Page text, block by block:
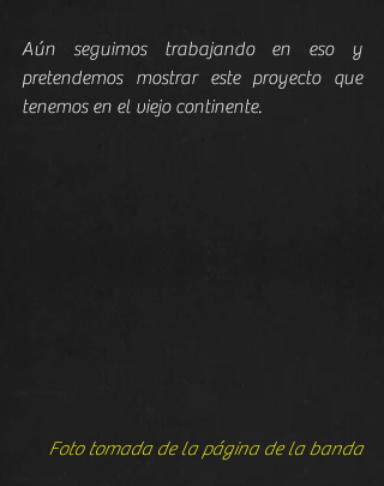
Aún seguimos trabajando en eso y
pretendemos mostrar este proyecto que
tenemos en el viejo continente.
Foto tomada de la página de la banda